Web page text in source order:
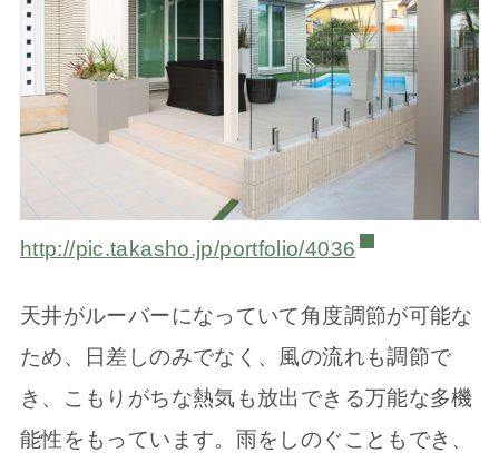
http://pic.takasho.jp/portfolio/4036
天井がルーバーになっていて角度調節が可能な
ため、日差しのみでなく、風の流れも調節で
き、こもりがちな熱気も放出できる万能な多機
能性をもっています。雨をしのぐこともでき、